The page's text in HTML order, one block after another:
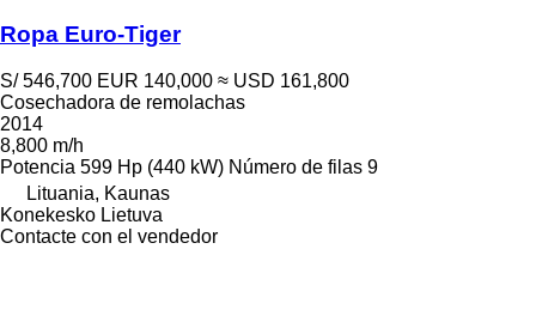
Ropa Euro-Tiger
S/ 546,700 EUR 140,000 ≈ USD 161,800
Cosechadora de remolachas
2014
8,800 m/h
Potencia 599 Hp (440 kW) Número de filas 9
Lituania, Kaunas
Konekesko Lietuva
Contacte con el vendedor